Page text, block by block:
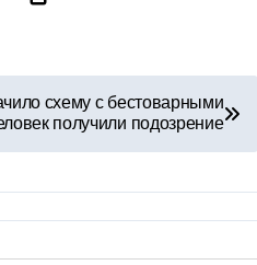
схему с бестоварными
получили подозрение